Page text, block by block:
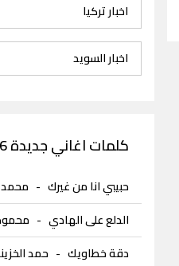
اخبار تركيا
اخبار السويد
كلمات اغاني جديدة 2026
حبيبي انا من غيرك-
الدلع على الهادي-
دقة خطاويك- حمد